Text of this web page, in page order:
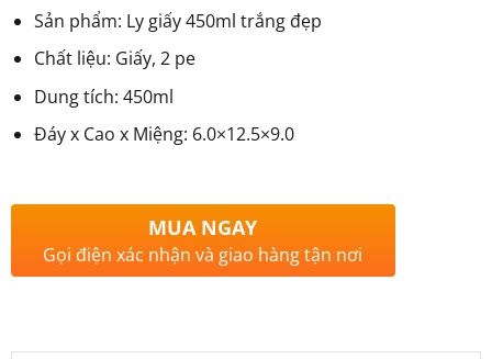
Sản phẩm: Ly giấy 450ml trắng đẹp
Chất liệu: Giấy, 2 pe
Dung tích: 450ml
Đáy x Cao x Miệng: 6.0×12.5×9.0
MUA NGAY
Gọi điện xác nhận và giao hàng tận nơi